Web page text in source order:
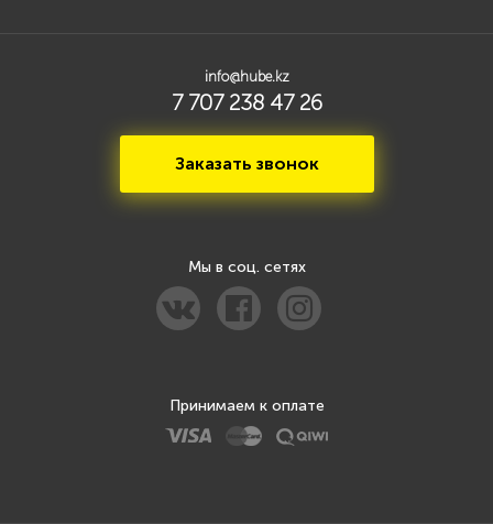
info@hube.kz
7 707 238 47 26
Заказать звонок
Мы в соц. сетях
Принимаем к оплате